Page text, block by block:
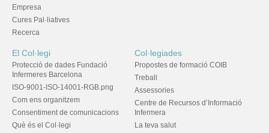
Empresa
Cures Pal·liatives
Recerca
El Col·legi
Protecció de dades Fundació
Infermeres Barcelona
ISO-9001-ISO-14001-RGB.png
Com ens organitzem
Consentiment de comunicacions
Què és el Col·legi
Col·legiades
Propostes de formació COIB
Treball
Assessories
Centre de Recursos d’Informació
Infermera
La teva salut